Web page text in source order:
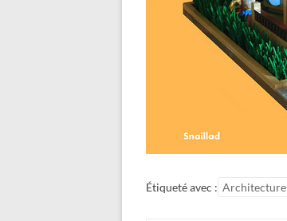
Étiqueté avec : Architecture